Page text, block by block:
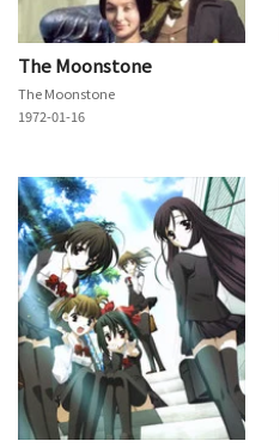
The Moonstone
The Moonstone
1972-01-16